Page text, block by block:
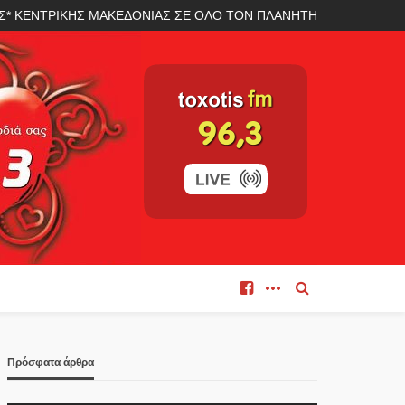
ΚΕΝΤΡΙΚΗΣ ΜΑΚΕΔΟΝΙΑΣ ΣΕ ΟΛΟ ΤΟΝ ΠΛΑΝΗΤΗ
Πρόσφατα άρθρα